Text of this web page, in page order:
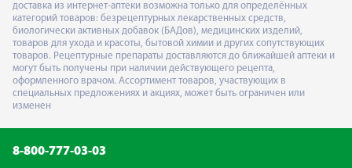
доставка из интернет-аптеки возможна только для определённых
категорий товаров: безрецептурных лекарственных средств,
биологически активных добавок (БАДов), медицинских изделий,
товаров для ухода и красоты, бытовой химии и других сопутствующих
товаров. Рецептурные препараты доставляются до ближайшей аптеки и
могут быть получены при наличии действующего рецепта,
оформленного врачом. Ассортимент товаров, участвующих в
специальных предложениях и акциях, может быть ограничен или
изменен
8-800-777-03-03